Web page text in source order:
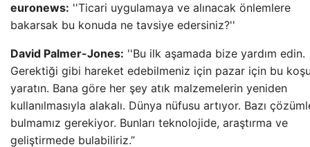
euronews: ''Ticari uygulamaya ve alınacak önlemlere
bakarsak bu konuda ne tavsiye edersiniz?''
David Palmer-Jones: ''Bu ilk aşamada bize yardım edin.
Gerektiği gibi hareket edebilmeniz için pazar için bu
yaratın. Bana göre her şey atık malzemelerin yeniden
kullanılmasıyla alakalı. Dünya nüfusu artıyor. Bazı
bulmamız gerekiyor. Bunları teknolojide, araştırma ve
geliştirmede bulabiliriz.”